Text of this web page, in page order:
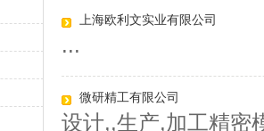
上海欧利文实业有限公司
...
微研精工有限公司
设计,,生产,加工精密